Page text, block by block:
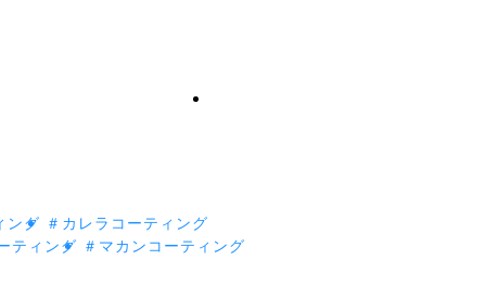
ング ＃カレラコーティング
ティング ＃マカンコーティング